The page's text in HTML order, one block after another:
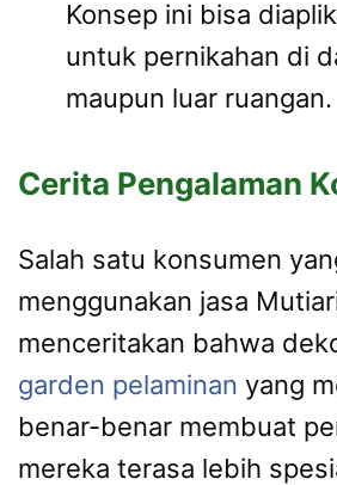
Konsep ini bisa
untuk pernikahan di
maupun luar ruangan.
Cerita Pengalaman
Salah satu konsumen
menggunakan jasa
menceritakan bahwa
garden pelaminan yang
benar-benar membuat
mereka terasa lebih